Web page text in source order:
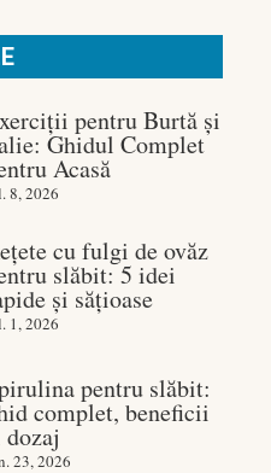
pentru Burtă și
Ghidul Complet
Acasă
8, 2026
cu fulgi de ovăz
slăbit: 5 idei
și sățioase
1, 2026
pentru slăbit:
complet, beneficii
dozaj
23, 2026